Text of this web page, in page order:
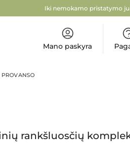
Iki nemokamo pristatymo
Mano paskyra
PROVANSO
rankšluosčių